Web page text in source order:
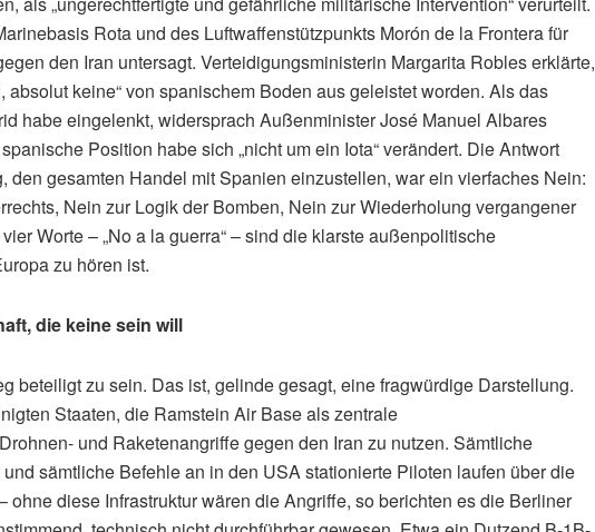
Rota und des Luftwaffenstützpunkts Morón de la Frontera für
den Iran untersagt. Verteidigungsministerin Margarita Robles erklärte,
absolut keine“ von spanischem Boden aus geleistet worden. Als das
habe eingelenkt, widersprach Außenminister José Manuel Albares
Position habe sich „nicht um ein Iota“ verändert. Die Antwort
den gesamten Handel mit Spanien einzustellen, war ein vierfaches Nein:
Nein zur Logik der Bomben, Nein zur Wiederholung vergangener
Worte – „No a la guerra“ – sind die klarste außenpolitische
zu hören ist.
die keine sein will
beteiligt zu sein. Das ist, gelinde gesagt, eine fragwürdige Darstellung.
Staaten, die Ramstein Air Base als zentrale
und Raketenangriffe gegen den Iran zu nutzen. Sämtliche
sämtliche Befehle an in den USA stationierte Piloten laufen über die
ohne diese Infrastruktur wären die Angriffe, so berichten es die Berliner